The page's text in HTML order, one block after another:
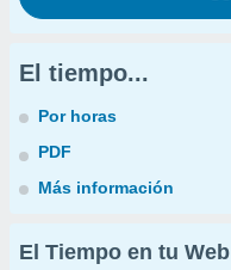
El tiempo...
Por horas
PDF
Más información
El Tiempo en tu Web